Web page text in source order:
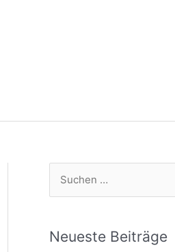
h
Neueste Beiträge